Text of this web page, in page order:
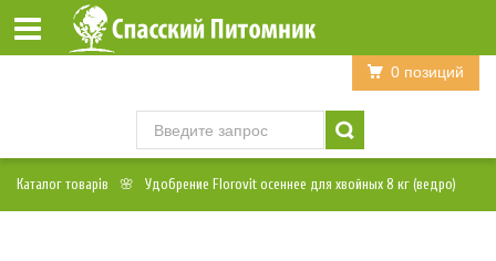
Войти Регистрация
0 позиций
Каталог товарів Удобрение Florovit осеннее для хвойных 8 кг (ведро)